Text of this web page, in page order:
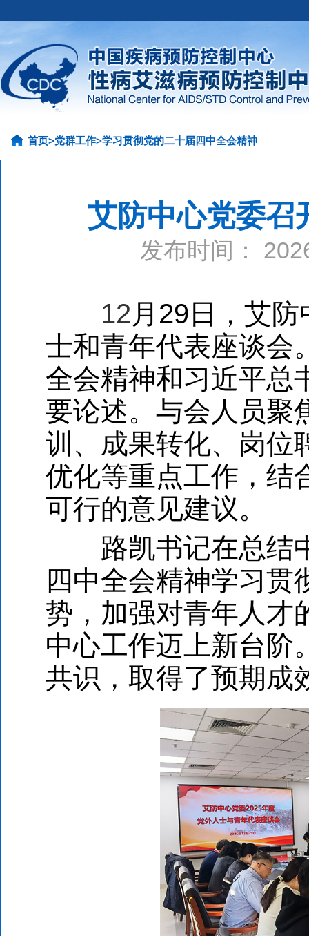
首页>党群工作>学习贯彻党的二十届四中全会精神
艾防中心党委召
发布时间：
12月 29 日，艾
士和青年代表座谈会
全会精神和习近平总
要论述。与会人员聚
训、成果转化、岗位
优化等重点工作，结
可行的意见建议。
路凯书记在总结
四中全会精神学习贯
势，加强对青年人才
中心工作迈上新台阶
共识，取得了预期成